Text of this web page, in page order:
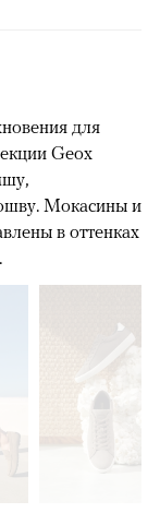
для
Geox
Мокасины и
в оттенках